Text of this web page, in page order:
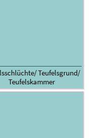
Teufelsgrund/
Teufelskammer